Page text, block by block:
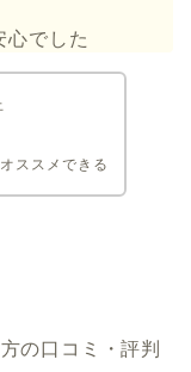
心でした
ススメできる
の口コミ・評判